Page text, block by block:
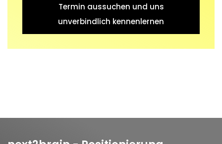
Termin aussuchen und uns
unverbindlich kennenlernen